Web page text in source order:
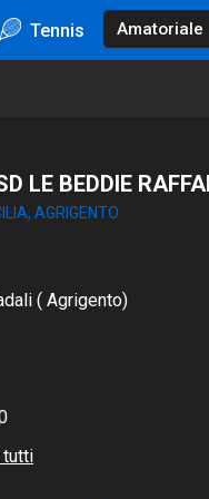
Tennis
LE BEDDIE
AGRIGENTO
( Agrigento)
tutti